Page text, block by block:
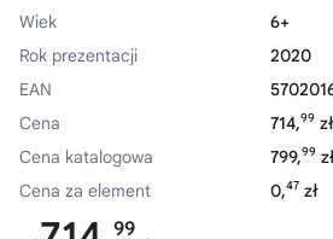
Wiek
6+
Rok prezentacji
2020
EAN
Cena
714,99 zł
Cena katalogowa
799,99
Cena za element
0,47 zł
99